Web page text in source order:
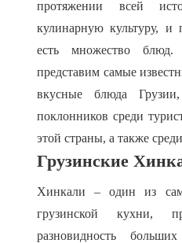
протяжении всей
кулинарную культуру,
есть множество
представим самые
вкусные блюда
поклонников среди
этой страны, а также
Грузинские
Хинкали – один из
грузинской кухни,
разновидность